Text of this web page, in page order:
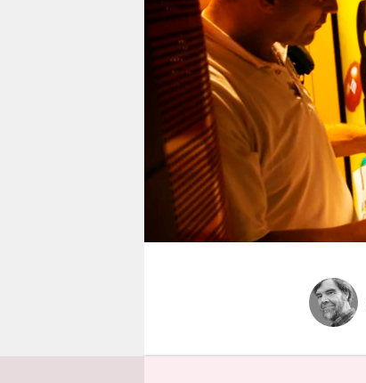
verlag
veranstaltungen
shop
fragen & hilfe
unterstützen
abo
genossenschaft